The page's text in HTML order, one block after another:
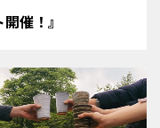
催！』